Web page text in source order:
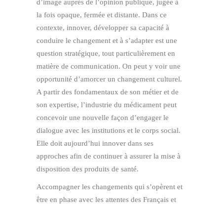
d’image auprès de l’opinion publique, jugée à
la fois opaque, fermée et distante. Dans ce
contexte, innover, développer sa capacité à
conduire le changement et à s’adapter est une
question stratégique, tout particulièrement en
matière de communication. On peut y voir une
opportunité d’amorcer un changement culturel.
A partir des fondamentaux de son métier et de
son expertise, l’industrie du médicament peut
concevoir une nouvelle façon d’engager le
dialogue avec les institutions et le corps social.
Elle doit aujourd’hui innover dans ses
approches afin de continuer à assurer la mise à
disposition des produits de santé.
Accompagner les changements qui s’opèrent et
être en phase avec les attentes des Français et